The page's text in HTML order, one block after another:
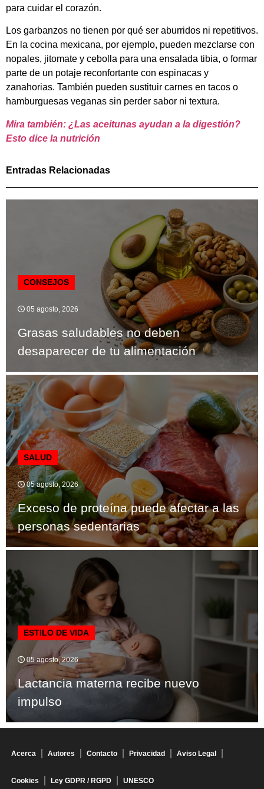
para cuidar el corazón.
Los garbanzos no tienen por qué ser aburridos ni repetitivos.
En la cocina mexicana, por ejemplo, pueden mezclarse con
nopales, jitomate y cebolla para una ensalada tibia, o formar
parte de un potaje reconfortante con espinacas y
zanahorias. También pueden sustituir carnes en tacos o
hamburguesas veganas sin perder sabor ni textura.
Mira también: ¿Las aceitunas ayudan a la digestión?
Esto dice la nutrición
Entradas Relacionadas
CONSEJOS
05 agosto, 2026
Grasas saludables no deben
desaparecer de tu alimentación
SALUD
05 agosto, 2026
Exceso de proteína puede afectar a las
personas sedentarias
ESTILO DE VIDA
05 agosto, 2026
Lactancia materna recibe nuevo
impulso
Acerca Autores Contacto Privacidad Aviso Legal
Cookies Ley GDPR / RGPD UNESCO